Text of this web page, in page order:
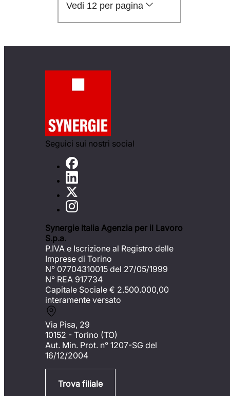
Vedi 12 per pagina
Seguici sui nostri social
Synergie Italia Agenzia per il Lavoro
S.p.a.
P.IVA e Iscrizione al Registro delle
Imprese di Torino
N° 07704310015 del 27/05/1999
N° REA 917734
Capitale Sociale € 2.500.000,00
interamente versato
Via Pisa, 29
10152 - Torino (TO)
Aut. Min. Prot. n° 1207-SG del
16/12/2004
Trova filiale